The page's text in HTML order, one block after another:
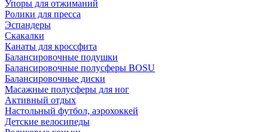
Упоры для отжиманий
Ролики для пресса
Эспандеры
Скакалки
Канаты для кроссфита
Балансировочные подушки
Балансировочные полусферы BOSU
Балансировочные диски
Масажные полусферы для ног
Активный отдых
Настольный футбол, аэрохоккей
Детские велосипеды